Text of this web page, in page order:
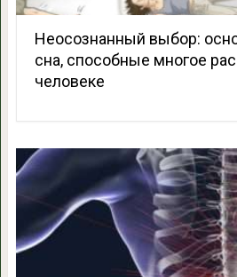
Неосознанный выбор:
сна, способные многое
человеке